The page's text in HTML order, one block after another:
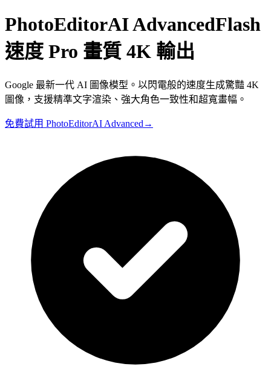
PhotoEditorAI AdvancedFlash
速度 Pro 畫質 4K 輸出
Google 最新一代 AI 圖像模型。以閃電般的速度生成驚豔 4K
圖像，支援精準文字渲染、強大角色一致性和超寬畫幅。
免費試用 PhotoEditorAI Advanced →